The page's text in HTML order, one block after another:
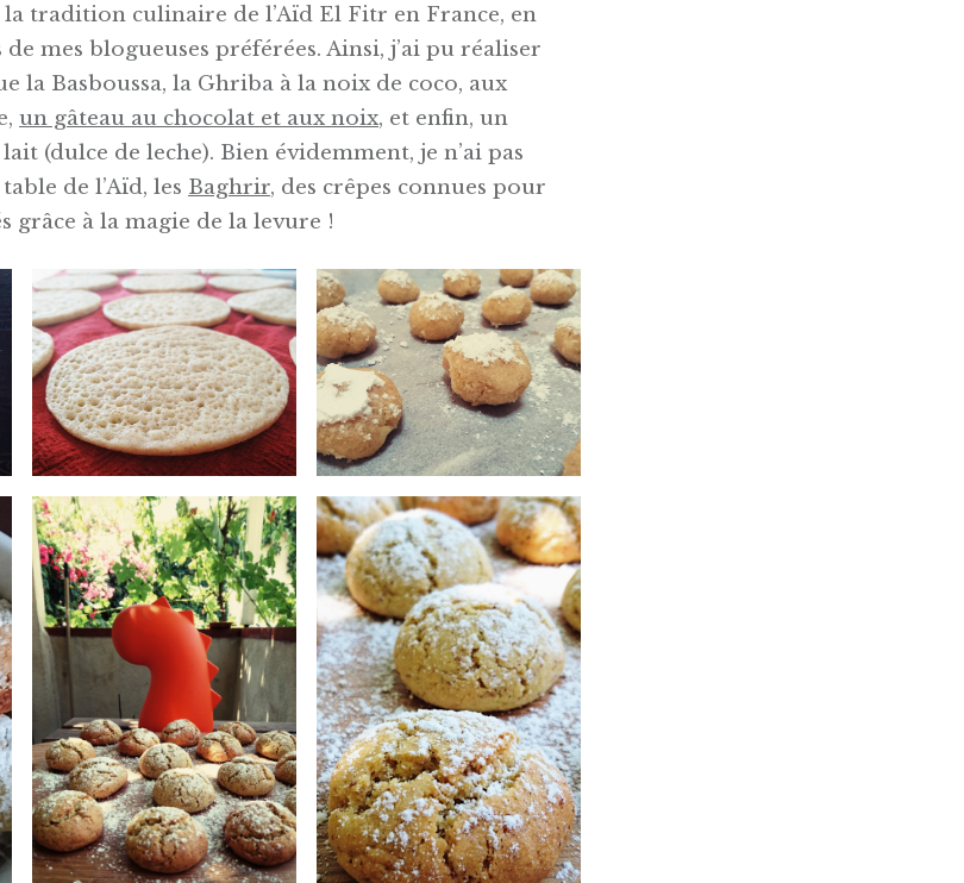
la tradition culinaire de l’Aïd El Fitr en France, en
mes blogueuses préférées. Ainsi, j’ai pu réaliser
la Basboussa, la Ghriba à la noix de coco, aux
un gâteau au chocolat et aux noix, et enfin, un
(dulce de leche). Bien évidemment, je n’ai pas
de l’Aïd, les Baghrir, des crêpes connues pour
grâce à la magie de la levure !